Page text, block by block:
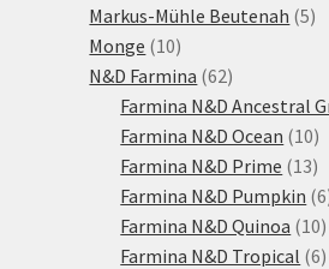
produktů
Markus-Mühle Beutenah 55
Monge 1010
produktů
N&D Farmina 6262
produktů
Farmina N&D Ancestral
Farmina N&D Ocean 1010
Farmina N&D Prime 1313
Farmina N&D Pumpkin 6
Farmina N&D Quinoa 1010
Farmina N&D Tropical 66